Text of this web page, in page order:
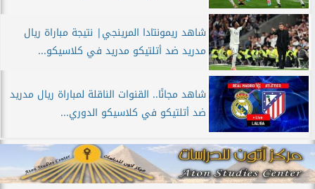
شاهد ريمونتادا المرينجي| نتيجة مباراة ريال
مدريد ضد أتلتيكو مدريد في كلاسيكو...
شاهد مجانًا.. القنوات الناقلة لمباراة ريال مدريد
ضد أتلتيكو في كلاسيكو الدوري...